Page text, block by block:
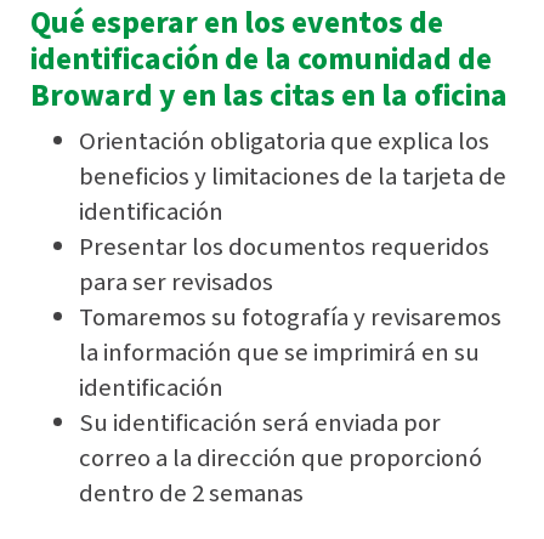
Qué esperar en los eventos de
identificación de la comunidad de
Broward y en las citas en la oficina
Orientación obligatoria que explica los
beneficios y limitaciones de la tarjeta de
identificación
Presentar los documentos requeridos
para ser revisados
Tomaremos su fotografía y revisaremos
la información que se imprimirá en su
identificación
Su identificación será enviada por
correo a la dirección que proporcionó
dentro de 2 semanas